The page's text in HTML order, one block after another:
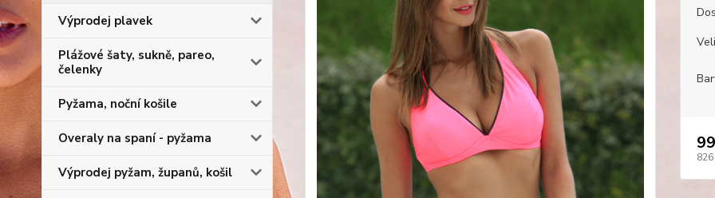
Výprodej plavek
Plážové šaty, sukně, pareo,
čelenky
Pyžama, noční košile
Overaly na spaní - pyžama
Výprodej pyžam, županů, košil
826